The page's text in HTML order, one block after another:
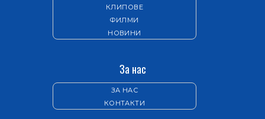
КЛИПОВЕ
ФИЛМИ
НОВИНИ
За нас
ЗА НАС
КОНТАКТИ